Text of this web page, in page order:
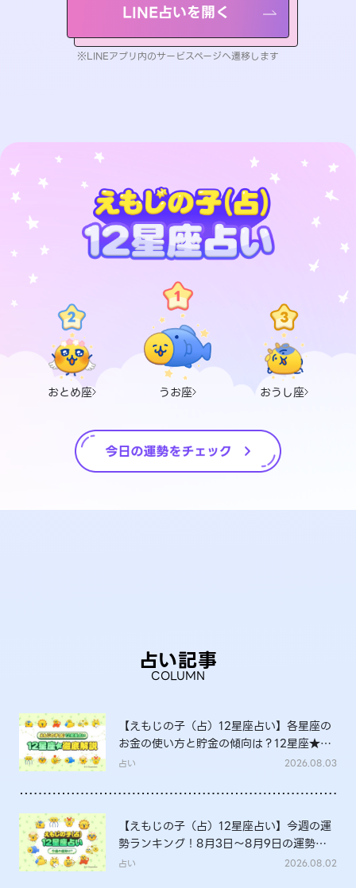
LINE占いを開く
※LINEアプリ内のサービスページへ遷移します
おとめ座 うお座 おうし座
占い記事
COLUMN
【えもじの子（占）12星座占い】各星座の
お金の使い方と貯金の傾向は？12星座★徹
底解説
占い 2026.08.03
【えもじの子（占）12星座占い】今週の運
勢ランキング！8月3日～8月9日の運勢
は？
占い 2026.08.02